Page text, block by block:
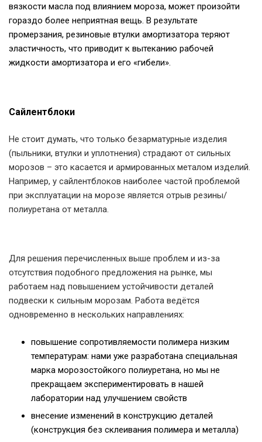
вязкости масла под влиянием мороза, может произойти
гораздо более неприятная вещь. В результате
промерзания, резиновые втулки амортизатора теряют
эластичность, что приводит к вытеканию рабочей
жидкости амортизатора и его «гибели».
Сайлентблоки
Не стоит думать, что только безарматурные изделия
(пыльники, втулки и уплотнения) страдают от сильных
морозов – это касается и армированных металом изделий.
Например, у сайлентблоков наиболее частой проблемой
при эксплуатации на морозе является отрыв резины/
полиуретана от металла.
Для решения перечисленных выше проблем и из-за
отсутствия подобного предложения на рынке, мы
работаем над повышением устойчивости деталей
подвески к сильным морозам. Работа ведётся
одновременно в нескольких направлениях:
повышение сопротивляемости полимера низким
температурам: нами уже разработана специальная
марка морозостойкого полиуретана, но мы не
прекращаем экспериментировать в нашей
лаборатории над улучшением свойств
внесение изменений в конструкцию деталей
(конструкция без склеивания полимера и металла)